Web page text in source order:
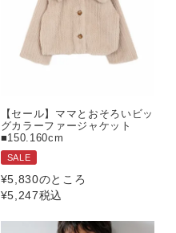
【セール】ママとおそろいビッ
グカラーファージャケット
■150.160cm
SALE
¥5,830のところ
¥5,247税込